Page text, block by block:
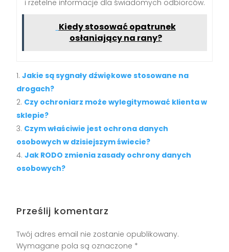
i rzetelne informacje dla świadomych odbiorców.
Kiedy stosować opatrunek
osłaniający na rany?
Jakie są sygnały dźwiękowe stosowane na
drogach?
Czy ochroniarz może wylegitymować klienta w
sklepie?
Czym właściwie jest ochrona danych
osobowych w dzisiejszym świecie?
Jak RODO zmienia zasady ochrony danych
osobowych?
Prześlij komentarz
Twój adres email nie zostanie opublikowany.
Wymagane pola są oznaczone *